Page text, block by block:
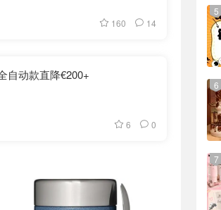
160 14
自动款直降€200+
6 0